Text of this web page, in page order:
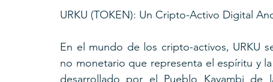
URKU (TOKEN): Un Cripto-Activo Digital
En el mundo de los cripto-activos, URKU
no monetario que representa el espíritu y
desarrollado por el Pueblo Kayambi de